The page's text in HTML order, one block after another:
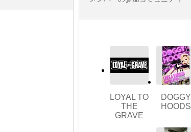
LOYAL TO
THE
GRAVE
DOGGY
HOODS